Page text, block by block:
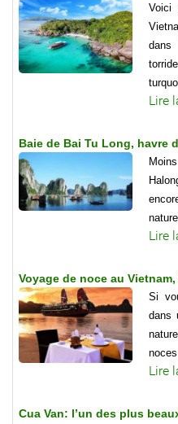
Lire
Baie de Bai Tu Long, havre
nature.
Lire
Voyage de noce au
Si
dans
Lire
Cua Van: l’un des plus